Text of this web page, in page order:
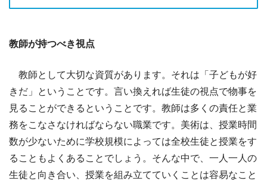
教師が持つべき視点
教師として大切な資質があります。それは「子どもが好
きだ」ということです。言い換えれば生徒の視点で物事を
見ることができるということです。教師は多くの責任と業
務をこなさなければならない職業です。美術は、授業時間
数が少ないために学校規模によっては全校生徒と授業をす
ることもよくあることでしょう。そんな中で、一人一人の
生徒と向き合い、授業を組み立てていくことは容易なこと